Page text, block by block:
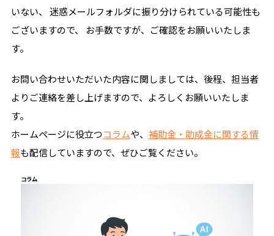
いない、 迷惑メールフォルダに振り分けられている可能性も
ございますので、 お手数ですが、ご確認をお願いいたしま
す。
お問い合わせいただいた内容に関しましては、後程、担当者
よりご連絡を差し上げますので、よろしくお願いいたしま
す。
ホームページに役立つコラムや、 補助金・助成金に関する情
報も配信していますので、ぜひご覧ください。
コラム